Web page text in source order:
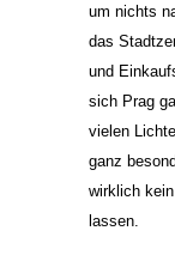
um nichts
das
und
sich Prag
vielen
ganz
wirklich
lassen.